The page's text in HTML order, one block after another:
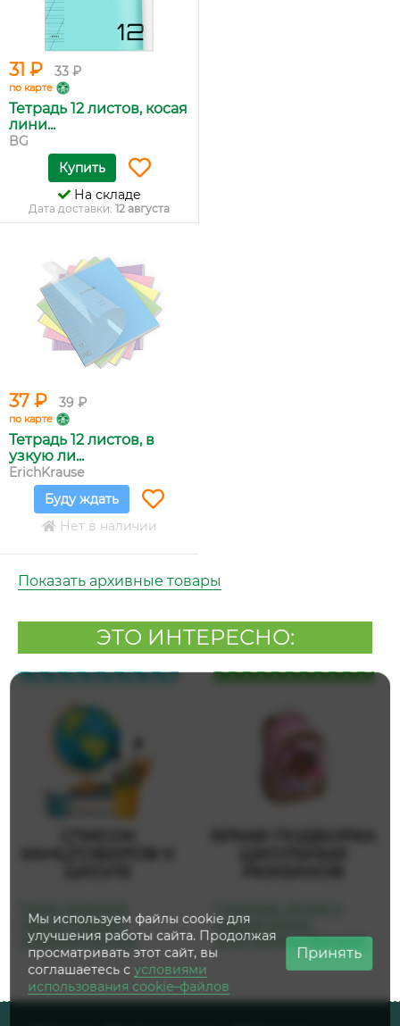
31 ₽ 33 ₽
по карте
Тетрадь 12 листов, косая
лини...
BG
Купить
На складе
Дата доставки: 12 августа
37 ₽ 39 ₽
по карте
Тетрадь 12 листов, в
узкую ли...
ErichKrause
Буду ждать
Нет в наличии
Показать архивные товары
ЭТО ИНТЕРЕСНО:
список поможет
собраться быстро!
модные ранцы
качественных брендов!
Мы используем файлы cookie для
улучшения работы сайта. Продолжая
просматривать этот сайт, вы
соглашаетесь сусловиями
использования cookie–файлов
Принять